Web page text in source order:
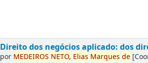
Direito dos negócios aplicado: dos
por MEDEIROS NETO, Elias Marques de